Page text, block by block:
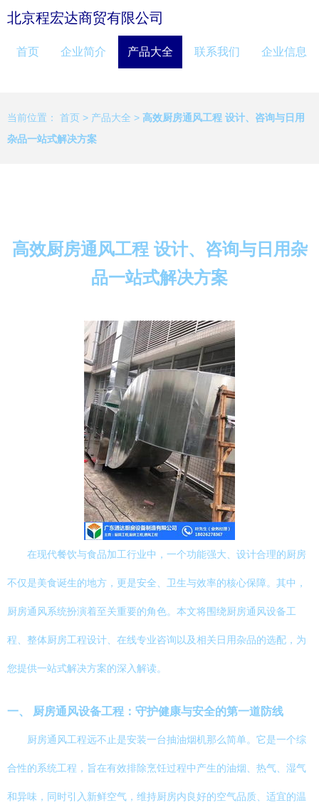
北京程宏达商贸有限公司
首页 企业简介 产品大全 联系我们 企业信息
当前位置： 首页 > 产品大全 > 高效厨房通风工程 设计、咨询与日用
杂品一站式解决方案
高效厨房通风工程 设计、咨询与日用杂
品一站式解决方案
在现代餐饮与食品加工行业中，一个功能强大、设计合理的厨房
不仅是美食诞生的地方，更是安全、卫生与效率的核心保障。其中，
厨房通风系统扮演着至关重要的角色。本文将围绕厨房通风设备工
程、整体厨房工程设计、在线专业咨询以及相关日用杂品的选配，为
您提供一站式解决方案的深入解读。
一、 厨房通风设备工程：守护健康与安全的第一道防线
厨房通风工程远不止是安装一台抽油烟机那么简单。它是一个综
合性的系统工程，旨在有效排除烹饪过程中产生的油烟、热气、湿气
和异味，同时引入新鲜空气，维持厨房内良好的空气品质、适宜的温